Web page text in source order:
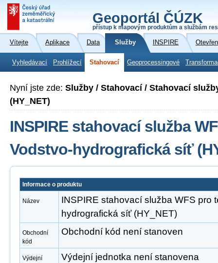
Geoportál ČÚZK
přístup k mapovým produktům a službám
Vítejte Aplikace Data Služby INSPIRE
Vyhledávací Prohlížecí Stahovací Geoprocessingové
Nyní jste zde: Služby / Stahovací / Stahovací
(HY_NET)
INSPIRE stahovací služba
Vodstvo-hydrografická síť
Informace o produktu
Název
INSPIRE stahovací služba WFS pro
hydrografická síť (HY_NET)
Obchodní
kód
Obchodní kód není stanoven
Výdejní
Výdejní jednotka není stanovena